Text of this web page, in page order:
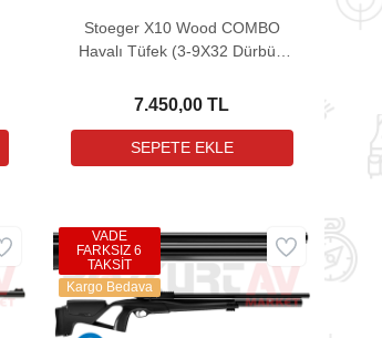
Stoeger X10 Wood COMBO
Havalı Tüfek (3-9X32 Dürbün
7.450,00 TL
VADE
FARKSIZ 6
TAKSİT
Kargo Bedava